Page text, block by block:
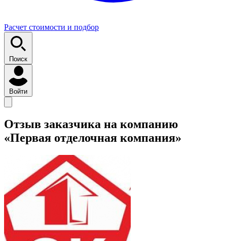
Расчет стоимости и подбор
Поиск
Войти
Отзыв заказчика на компанию
«Первая отделочная компания»